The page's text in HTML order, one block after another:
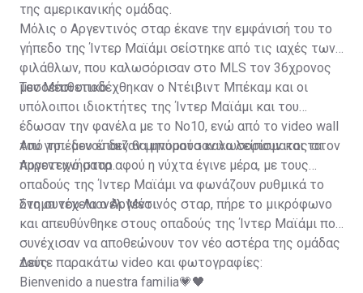
της αμερικανικής ομάδας.
Μόλις ο Αργεντινός σταρ έκανε την εμφάνισή του το
γήπεδο της Ίντερ Μαϊάμι σείστηκε από τις ιαχές των
φιλάθλων, που καλωσόρισαν στο MLS τον 36χρονος
μεσοεπιθετικό.
Τον Μέσι υποδέχθηκαν ο Ντέιβιντ Μπέκαμ και οι
υπόλοιποι ιδιοκτήτες της Ίντερ Μαϊάμι και του
έδωσαν την φανέλα με το Νο10, ενώ από το video wall
του γηπέδου έπαιζαν μηνύματα καλωσορίσματος στον
Αργεντινό σταρ.
Από το... μενού δεν θα μπορούσαν να λείπουν και τα
πυροτεχνήματα αφού η νύχτα έγινε μέρα, με τους
οπαδούς της Ίντερ Μαϊάμι να φωνάζουν ρυθμικά το
όνομα του Λιονέλ Μέσι.
Στη συνέχεια ο Αργεντινός σταρ, πήρε το μικρόφωνο
και απευθύνθηκε στους οπαδούς της Ίντερ Μαϊάμι που
συνέχισαν να αποθεώνουν τον νέο αστέρα της ομάδας
τους.
Δείτε παρακάτω video και φωτογραφίες:
Bienvenido a nuestra familia💗🖤